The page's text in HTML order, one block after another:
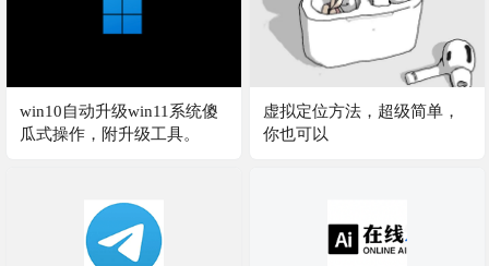
win10自动升级win11系统傻
瓜式操作，附升级工具。
虚拟定位方法，超级简单，
你也可以